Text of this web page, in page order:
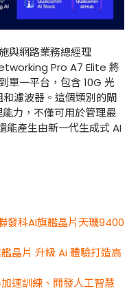
與網路業務總經理
Pro A7 Elite 將
單一平台，包含 10G 光
濾波器。這個類別的閘
力，不僅可用於管理最
能產生由新一代生成式 AI
發科AI旗艦晶片天璣9400
晶片 升級 Ai 體驗打造高
速訓練、開發人工智慧